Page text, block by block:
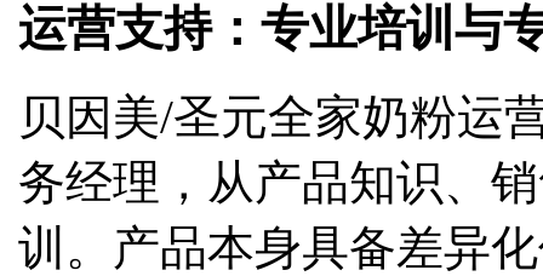
运营支持：专业培训与
贝因美/圣元全家奶粉运
务经理，从产品知识、
训。产品本身具备差异